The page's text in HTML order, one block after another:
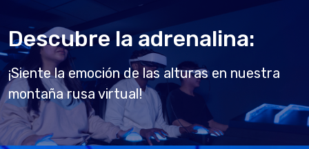
Descubre la adrenalina:
¡Siente la emoción de las alturas en nuestra
montaña rusa virtual!